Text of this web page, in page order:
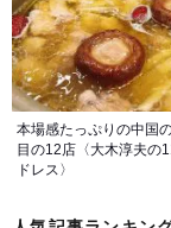
本場感たっぷりの中国
目の12店〈大木淳夫の
ドレス〉